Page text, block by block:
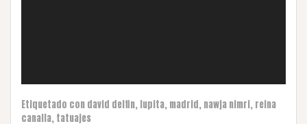
Etiquetado con david delfin, lupita, madrid, nawja nimri, reina
canalla, tatuajes